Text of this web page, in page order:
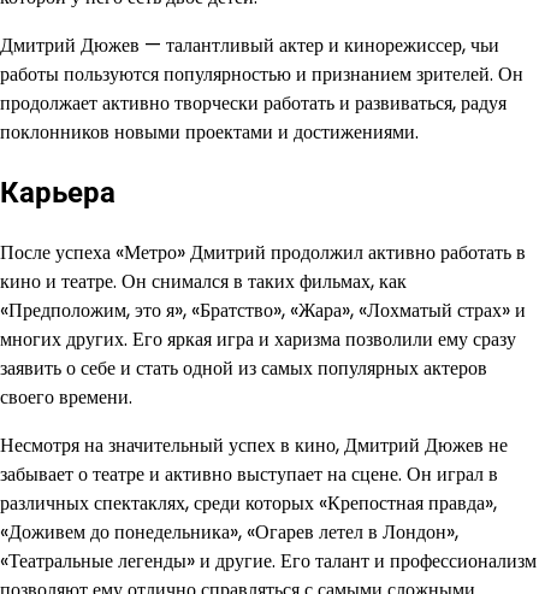
Дмитрий Дюжев — талантливый актер и кинорежиссер, чьи
работы пользуются популярностью и признанием зрителей. Он
продолжает активно творчески работать и развиваться, радуя
поклонников новыми проектами и достижениями.
Карьера
После успеха «Метро» Дмитрий продолжил активно работать в
кино и театре. Он снимался в таких фильмах, как
«Предположим, это я», «Братство», «Жара», «Лохматый страх» и
многих других. Его яркая игра и харизма позволили ему сразу
заявить о себе и стать одной из самых популярных актеров
своего времени.
Несмотря на значительный успех в кино, Дмитрий Дюжев не
забывает о театре и активно выступает на сцене. Он играл в
различных спектаклях, среди которых «Крепостная правда»,
«Доживем до понедельника», «Огарев летел в Лондон»,
«Театральные легенды» и другие. Его талант и профессионализм